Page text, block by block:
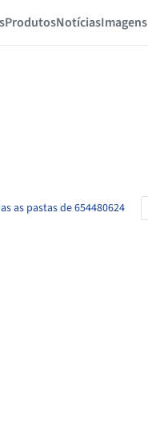
ProdutosNotíciasImagens
as pastas de 654480624